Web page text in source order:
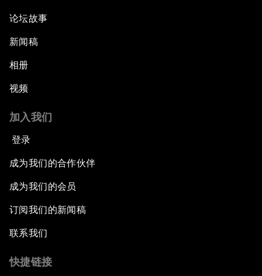
论坛故事
新闻稿
相册
视频
加入我们
登录
成为我们的合作伙伴
成为我们的会员
订阅我们的新闻稿
联系我们
快捷链接